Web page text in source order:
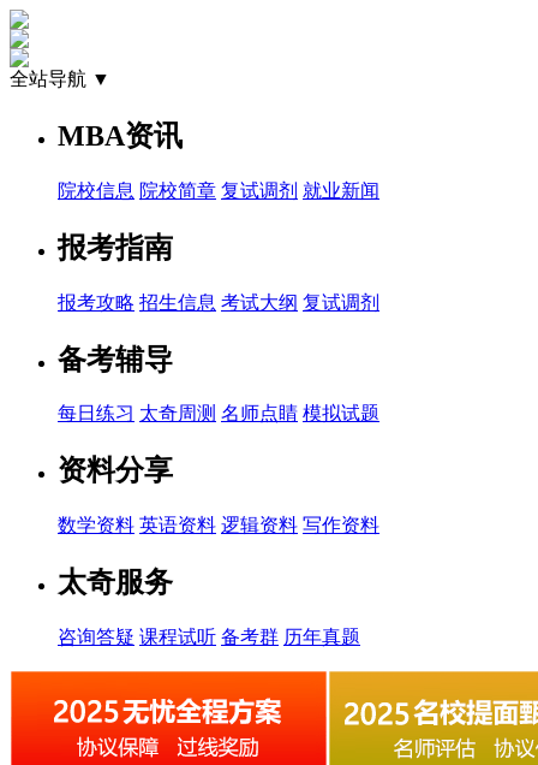
全站导航 ▼
MBA资讯
院校信息 院校简章 复试调剂 就业新闻
报考指南
报考攻略 招生信息 考试大纲 复试调剂
备考辅导
每日练习 太奇周测 名师点睛 模拟试题
资料分享
数学资料 英语资料 逻辑资料 写作资料
太奇服务
咨询答疑 课程试听 备考群 历年真题